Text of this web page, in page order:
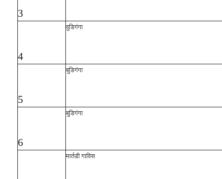
3
4
वुडिगंगा
5
बुडिगंगा
6
बुडिगंगा
मार्तडी गाविस